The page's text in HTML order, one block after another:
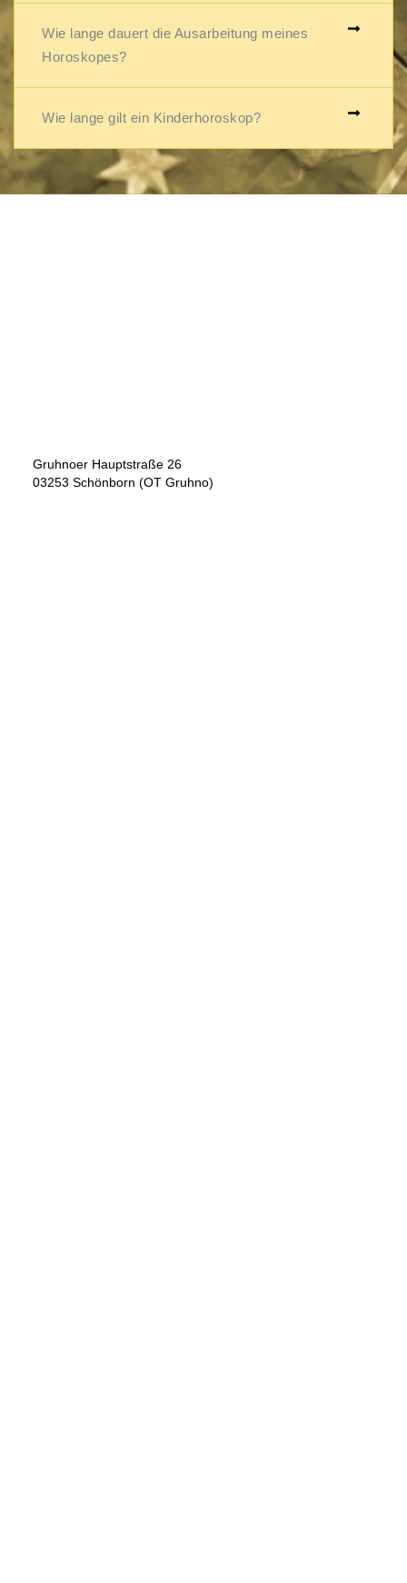
Wie lange dauert die Ausarbeitung meines
Horoskopes?
Wie lange gilt ein Kinderhoroskop?
Gruhnoer Hauptstraße 26
03253 Schönborn (OT Gruhno)